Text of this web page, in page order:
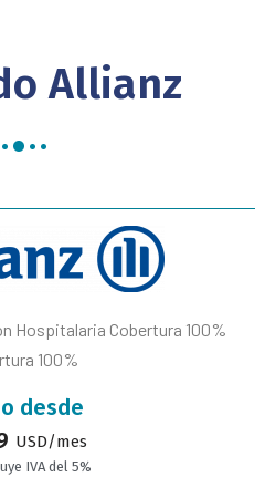
Allianz
Hospitalaria Cobertura 100%
100%
desde
USD/mes
IVA del 5%